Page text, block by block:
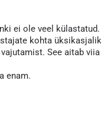
ei ole veel külastatud.
kohta
See aitab viia
enam.